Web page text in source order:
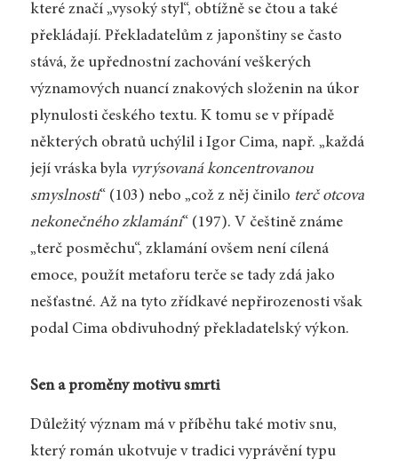
které značí „vysoký styl“, obtížně se čtou a také
překládají. Překladatelům z japonštiny se často
stává, že upřednostní zachování veškerých
významových nuancí znakových složenin na úkor
plynulosti českého textu. K tomu se v případě
některých obratů uchýlil i Igor Cima, např. „každá
její vráska byla vyrýsovaná koncentrovanou
smyslností“ (103) nebo „což z něj činilo terč otcova
nekonečného zklamání“ (197). V češtině známe
„terč posměchu“, zklamání ovšem není cílená
emoce, použít metaforu terče se tady zdá jako
nešťastné. Až na tyto zřídkavé nepřirozenosti však
podal Cima obdivuhodný překladatelský výkon.
Sen a proměny motivu smrti
Důležitý význam má v příběhu také motiv snu,
který román ukotvuje v tradici vyprávění typu